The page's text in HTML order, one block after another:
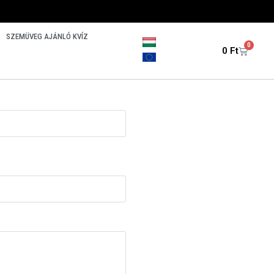
SZEMÜVEG AJÁNLÓ KVÍZ
0 Ft
0